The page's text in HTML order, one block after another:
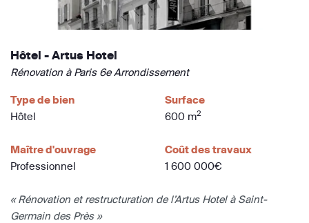
Hôtel - Artus Hotel
Rénovation à Paris 6e Arrondissement
Type de bien
Hôtel
Surface
600 m2
Maître d'ouvrage
Professionnel
Coût des travaux
1 600 000€
« Rénovation et restructuration de l’Artus Hotel à Saint-
Germain des Près »